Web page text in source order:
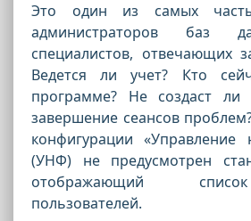
Это один из самых
администраторов
специалистов, отвечающих
Ведется ли учет? Кто
программе? Не создаст ли
завершение сеансов
конфигурации
(УНФ) не предусмотрен
отображающий
пользователей.